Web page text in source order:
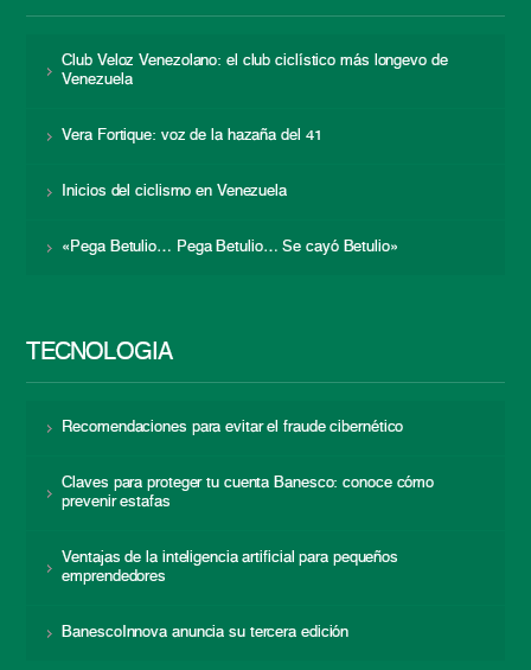
Club Veloz Venezolano: el club ciclístico más longevo de
Venezuela
Vera Fortique: voz de la hazaña del 41
Inicios del ciclismo en Venezuela
«Pega Betulio… Pega Betulio… Se cayó Betulio»
TECNOLOGÍA
Recomendaciones para evitar el fraude cibernético
Claves para proteger tu cuenta Banesco: conoce cómo
prevenir estafas
Ventajas de la inteligencia artificial para pequeños
emprendedores
BanescoInnova anuncia su tercera edición